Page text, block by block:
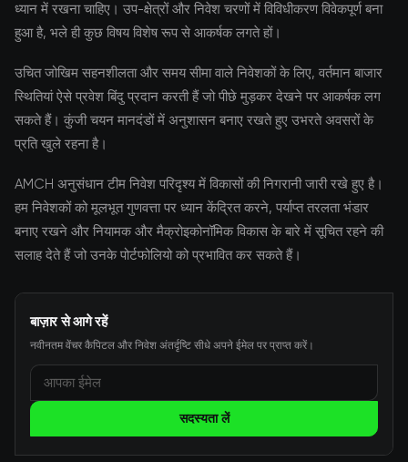
ध्यान में रखना चाहिए। उप-क्षेत्रों और निवेश चरणों में विविधीकरण विवेकपूर्ण बना
हुआ है, भले ही कुछ विषय विशेष रूप से आकर्षक लगते हों।
उचित जोखिम सहनशीलता और समय सीमा वाले निवेशकों के लिए, वर्तमान बाजार
स्थितियां ऐसे प्रवेश बिंदु प्रदान करती हैं जो पीछे मुड़कर देखने पर आकर्षक लग
सकते हैं। कुंजी चयन मानदंडों में अनुशासन बनाए रखते हुए उभरते अवसरों के
प्रति खुले रहना है।
AMCH अनुसंधान टीम निवेश परिदृश्य में विकासों की निगरानी जारी रखे हुए है।
हम निवेशकों को मूलभूत गुणवत्ता पर ध्यान केंद्रित करने, पर्याप्त तरलता भंडार
बनाए रखने और नियामक और मैक्रोइकोनॉमिक विकास के बारे में सूचित रहने की
सलाह देते हैं जो उनके पोर्टफोलियो को प्रभावित कर सकते हैं।
बाज़ार से आगे रहें
नवीनतम वेंचर कैपिटल और निवेश अंतर्दृष्टि सीधे अपने ईमेल पर प्राप्त करें।
सदस्यता लें